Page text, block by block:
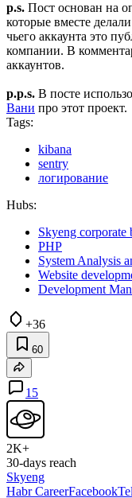
p.s. Пост основан на
которые вместе
чьего аккаунта это
компании. В
аккаунтов.
p.p.s. В посте
Вани про этот проект.
Tags:
kibana
sentry
логирование
Hubs:
Skyeng corporate
PHP
System Analysis
Website
Development
+36
60
15
2K+
30-days reach
Skyeng
Habr CareerFacebook